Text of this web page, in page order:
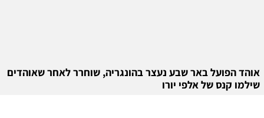
אוהד הפועל באר שבע נעצר בהונגריה, שוחרר לאחר שאוהדים
שילמו קנס של אלפי יורו